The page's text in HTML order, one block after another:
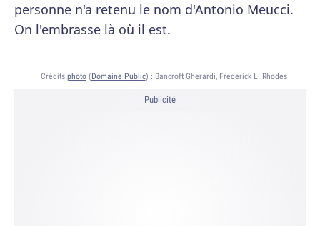
personne n'a retenu le nom d'Antonio Meucci.
On l'embrasse là où il est.
Crédits photo(Domaine Public) : Bancroft Gherardi, Frederick L. Rhodes
Publicité